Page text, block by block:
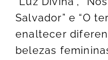
Salvador” e “O
enaltecer
belezas